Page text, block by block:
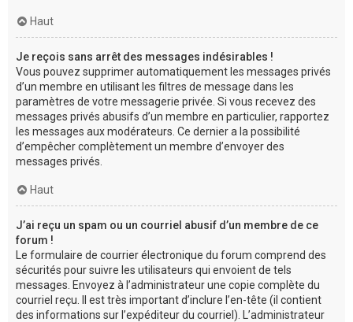
Haut
Je reçois sans arrêt des messages indésirables !
Vous pouvez supprimer automatiquement les messages privés
d’un membre en utilisant les filtres de message dans les
paramètres de votre messagerie privée. Si vous recevez des
messages privés abusifs d’un membre en particulier, rapportez
les messages aux modérateurs. Ce dernier a la possibilité
d’empêcher complètement un membre d’envoyer des
messages privés.
Haut
J’ai reçu un spam ou un courriel abusif d’un membre de ce
forum !
Le formulaire de courrier électronique du forum comprend des
sécurités pour suivre les utilisateurs qui envoient de tels
messages. Envoyez à l’administrateur une copie complète du
courriel reçu. Il est très important d’inclure l’en-tête (il contient
des informations sur l’expéditeur du courriel). L’administrateur